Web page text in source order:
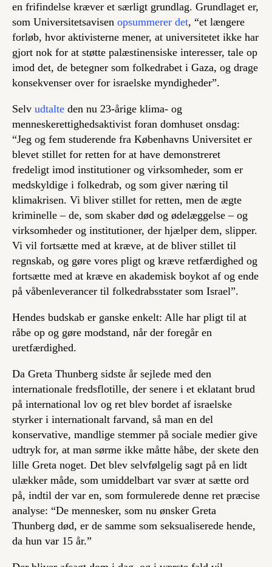
en frifindelse kræver et særligt grundlag. Grundlaget er,
som Universitetsavisen opsummerer det, “et længere
forløb, hvor aktivisterne mener, at universitetet ikke har
gjort nok for at støtte palæstinensiske interesser, tale op
imod det, de betegner som folkedrabet i Gaza, og drage
konsekvenser over for israelske myndigheder”.
Selv udtalte den nu 23-årige klima- og
menneskerettighedsaktivist foran domhuset onsdag:
“Jeg og fem studerende fra Københavns Universitet er
blevet stillet for retten for at have demonstreret
fredeligt imod institutioner og virksomheder, som er
medskyldige i folkedrab, og som giver næring til
klimakrisen. Vi bliver stillet for retten, men de ægte
kriminelle – de, som skaber død og ødelæggelse – og
virksomheder og institutioner, der hjælper dem, slipper.
Vi vil fortsætte med at kræve, at de bliver stillet til
regnskab, og gøre vores pligt og kræve retfærdighed og
fortsætte med at kræve en akademisk boykot af og ende
på våbenleverancer til folkedrabsstater som Israel”.
Hendes budskab er ganske enkelt: Alle har pligt til at
råbe op og gøre modstand, når der foregår en
uretfærdighed.
Da Greta Thunberg sidste år sejlede med den
internationale fredsflotille, der senere i et eklatant brud
på international lov og ret blev bordet af israelske
styrker i internationalt farvand, så man en del
konservative, mandlige stemmer på sociale medier give
udtryk for, at man sørme ikke måtte håbe, der skete den
lille Greta noget. Det blev selvfølgelig sagt på en lidt
ulækker måde, som umiddelbart var svær at sætte ord
på, indtil der var en, som formulerede denne ret præcise
analyse: “De mennesker, som nu ønsker Greta
Thunberg død, er de samme som seksualiserede hende,
da hun var 15 år.”